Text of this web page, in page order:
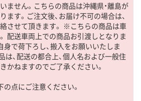
ません。こちらの商品は沖縄県・離島が
ます。ご注文後、お届け不可の場合は、
させて頂きます。 ※こちらの商品は車
配送車両上での商品お引渡しとなりま
身で荷下ろし、搬入をお願いいたしま
、配送の都合上、個人名および一般住
かねますのでご了承ください。
の点にご注意ください。